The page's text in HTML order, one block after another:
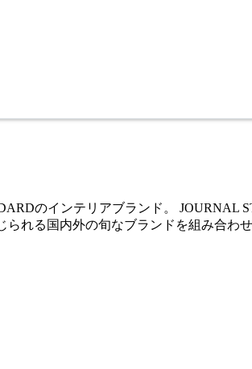
のインテリアブランド。 JOURNAL
られる国内外の旬なブランドを組み合わ